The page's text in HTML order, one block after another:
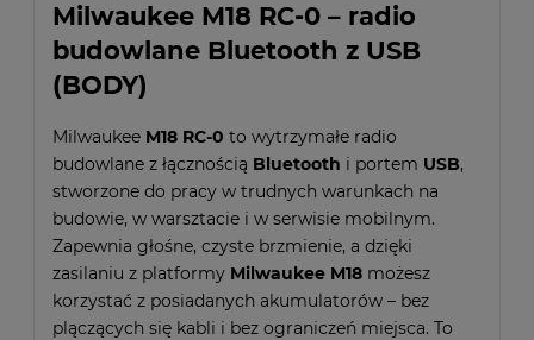
Milwaukee M18 RC-0 – radio
budowlane Bluetooth z USB
(BODY)
Milwaukee M18 RC-0 to wytrzymałe radio
budowlane z łącznością Bluetooth i portem USB,
stworzone do pracy w trudnych warunkach na
budowie, w warsztacie i w serwisie mobilnym.
Zapewnia głośne, czyste brzmienie, a dzięki
zasilaniu z platformy Milwaukee M18 możesz
korzystać z posiadanych akumulatorów – bez
plączących się kabli i bez ograniczeń miejsca. To